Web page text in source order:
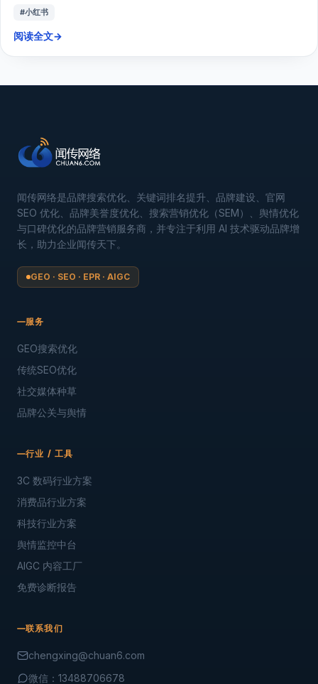
#小红书
阅读全文→
闻传网络是品牌搜索优化、关键词排名提升、品牌建设、官网
SEO 优化、品牌美誉度优化、搜索营销优化（SEM）、舆情优化
与口碑优化的品牌营销服务商，并专注于利用 AI 技术驱动品牌增
长，助力企业闻传天下。
GEO · SEO · EPR · AIGC
服务
GEO搜索优化
传统SEO优化
社交媒体种草
品牌公关与舆情
行业 / 工具
3C 数码行业方案
消费品行业方案
科技行业方案
舆情监控中台
AIGC 内容工厂
免费诊断报告
联系我们
chengxing@chuan6.com
微信：13488706678